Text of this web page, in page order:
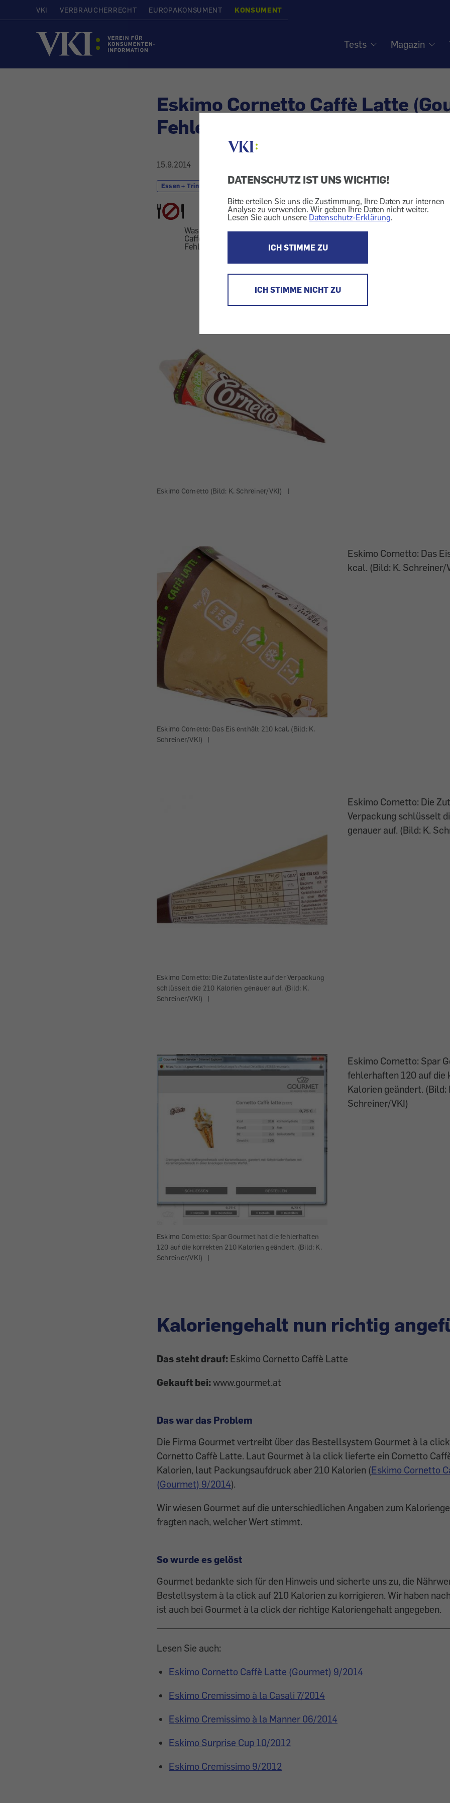
DATENSCHUTZ IST UNS WICHTIG!
Bitte erteilen Sie uns die Zustimmung, Ihre Daten zur internen
Analyse zu verwenden. Wir geben Ihre Daten nicht weiter.
Lesen Sie auch unsere Datenschutz-Erklärung.
ICH STIMME ZU
ICH STIMME NICHT ZU
VKI VERBRAUCHERRECHT EUROPAKONSUMENT KONSUMENT
Startseite
Tests Magazin
Eskimo Cornetto Caffè Latte
Fehler korrigiert
15.9.2014
Essen + Trinken Süßigkeit Kaloriengehalt
Was Konsumenten alles passieren kann. Diesmal im Lebensmittel-Check:
Caffè Latte war bei gourmet.at ein zu niedriger Kaloriengehalt angeführt.
Fehler behoben.
Eskimo Cornetto (Bild: K. Schreiner/VKI) |
Eskimo Cornetto: Das Eis enthält 210 kcal. (Bild: K.
Schreiner/VKI)
|
Eskimo Cornetto: Das
kcal. (Bild: K. Schreiner/
Eskimo Cornetto: Die Zutatenliste auf der Verpackung
schlüsselt die 210 Kalorien genauer auf. (Bild: K.
Schreiner/VKI)
|
Eskimo Cornetto: Die
Verpackung schlüsselt
genauer auf. (Bild: K.
Eskimo Cornetto: Spar Gourmet hat die fehlerhaften
120 auf die korrekten 210 Kalorien geändert. (Bild: K.
Schreiner/VKI)
|
Eskimo Cornetto: Spar
fehlerhaften 120 auf die
Kalorien geändert. (Bild:
Schreiner/VKI)
Kaloriengehalt nun richtig
Das steht drauf: Eskimo Cornetto Caffè Latte
Gekauft bei: www.gourmet.at
Das war das Problem
Die Firma Gourmet vertreibt über das Bestellsystem Gourmet à la
Cornetto Caffè Latte. Laut Gourmet à la click lieferte ein Cornetto
Kalorien, laut Packungsaufdruck aber 210 Kalorien (Eskimo Cornetto
(Gourmet) 9/2014).
Wir wiesen Gourmet auf die unterschiedlichen Angaben zum
fragten nach, welcher Wert stimmt.
So wurde es gelöst
Gourmet bedankte sich für den Hinweis und sicherte uns zu, die
Bestellsystem à la click auf 210 Kalorien zu korrigieren. Wir haben
ist auch bei Gourmet à la click der richtige Kaloriengehalt angegeben.
Lesen Sie auch:
Eskimo Cornetto Caffè Latte (Gourmet) 9/2014
Eskimo Cremissimo à la Casali 7/2014
Eskimo Cremissimo à la Manner 06/2014
Eskimo Surprise Cup 10/2012
Eskimo Cremissimo 9/2012